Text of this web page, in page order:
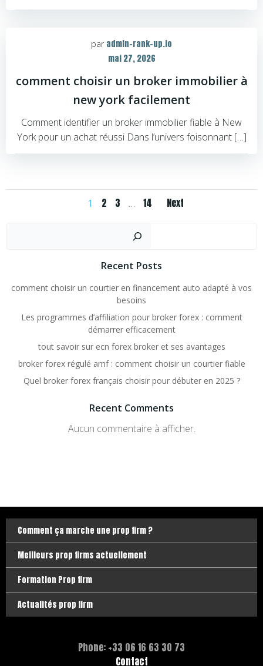
par admin-rank-up.io
mai 27, 2026
comment choisir un broker immobilier à
new york facilement
Comment identifier un broker immobilier fiable à New
York pour un achat réussi Dans l’univers foisonnant […]
Posts
Page
1 Page
2 Page
3 … Page
14
Posts
Next
Rechercher
Recent Posts
comment choisir un courtier en financement auto adapté à vos
besoins
Les programmes d’affiliation pour broker forex : comment
démarrer efficacement
tout savoir sur ecn forex broker et ses avantages
broker forex régulé amf : comment choisir un courtier fiable
Quel broker forex français choisir pour débuter en 2025 ?
Recent Comments
Aucun commentaire à afficher.
Comment ça marche une prop firm ?
Meilleurs prop firms actuellement
Formation Prop firm
Actualités prop firm
Phone: +33 06 16 63 30 73
Contact